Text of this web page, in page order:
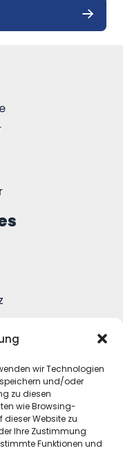
wir Technologien
und/oder
zu diesen
wie Browsing-
Website zu
Ihre Zustimmung
Funktionen und
GmbH